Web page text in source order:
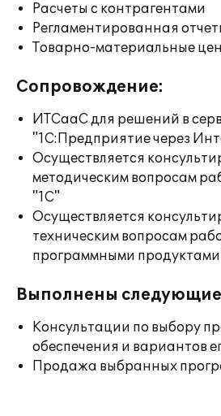
Расчеты с контрагентами
Регламентированная
Товарно-материальные
Сопровождение:
ИТСааС для решений в
"1С:Предприятие через
Осуществляется
методическим вопросам
"1С"
Осуществляется
техническим вопросам
программными
Выполнены
Консультации по выбору
обеспечения и вариантов
Продажа выбранных